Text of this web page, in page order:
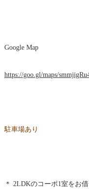
Google Map
https://goo.gl/maps/
駐車場あり
＊ 2LDKのコーポ1室をお